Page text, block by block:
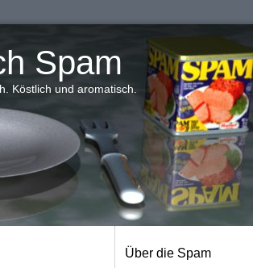
Spam
Köstlich und aromatisch.
Über die Spam